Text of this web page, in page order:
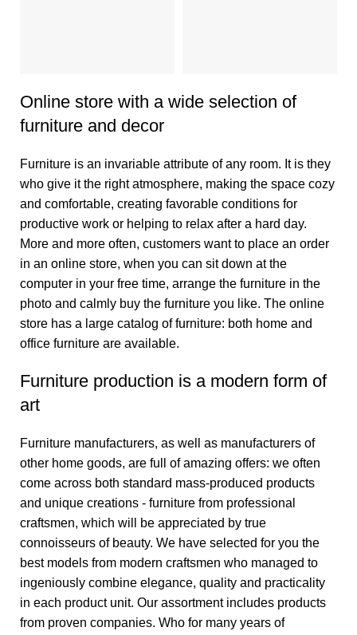
Online store with a wide selection of
furniture and decor
Furniture is an invariable attribute of any room. It is they
who give it the right atmosphere, making the space cozy
and comfortable, creating favorable conditions for
productive work or helping to relax after a hard day.
More and more often, customers want to place an order
in an online store, when you can sit down at the
computer in your free time, arrange the furniture in the
photo and calmly buy the furniture you like. The online
store has a large catalog of furniture: both home and
office furniture are available.
Furniture production is a modern form of
art
Furniture manufacturers, as well as manufacturers of
other home goods, are full of amazing offers: we often
come across both standard mass-produced products
and unique creations - furniture from professional
craftsmen, which will be appreciated by true
connoisseurs of beauty. We have selected for you the
best models from modern craftsmen who managed to
ingeniously combine elegance, quality and practicality
in each product unit. Our assortment includes products
from proven companies. Who for many years of